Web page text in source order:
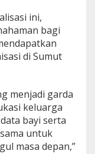
ini,
bagi
di Sumut
menjadi garda
keluarga
bayi serta
untuk
masa depan,”